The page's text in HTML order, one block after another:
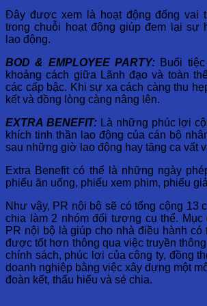
Đây được xem là hoạt động đống vai
trong chuỗi hoạt động giúp đem lại sự
lao động.
BOD & EMPLOYEE PARTY: Buổi
khoảng cách giữa Lãnh đạo và toàn
các cấp bậc. Khi sự xa cách càng thu
kết và đồng lòng càng nâng lên.
EXTRA BENEFIT:Là những phúc lợi
khích tinh thần lao động của cán bộ
sau những giờ lao động hay tăng ca vất
Extra Benefit có thể là những ngày
phiếu ăn uống, phiếu xem phim, phiếu
Như vậy, PR nội bộ sẽ có tổng cộng 13
chia làm 2 nhóm đối tượng cụ thể. Mục
PR nội bộ là giúp cho nhà điều hành có
được tốt hơn thông qua việc truyền
chính sách, phúc lợi của công ty, đồng
doanh nghiệp bằng việc xây dựng một
đoàn kết, thấu hiểu và sẻ chia.